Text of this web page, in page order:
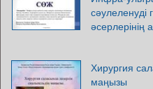
сәулеленуді
әсерлерінің
Хирургия
маңызы